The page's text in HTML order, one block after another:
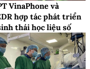
VinaPhone và
hợp tác phát triển
thái học liệu số